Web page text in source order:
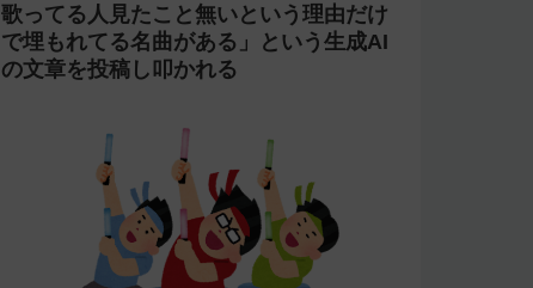
歌ってる人見たこと無いという理由だけ
で埋もれてる名曲がある」という生成AI
の文章を投稿し叩かれる